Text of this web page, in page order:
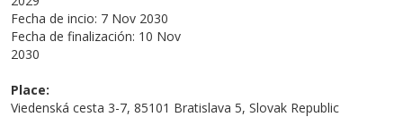
Fecha de incio: 7 Nov 2030
Fecha de finalización: 10 Nov
2030
Place:
Viedenská cesta 3-7, 85101 Bratislava 5, Slovak Republic